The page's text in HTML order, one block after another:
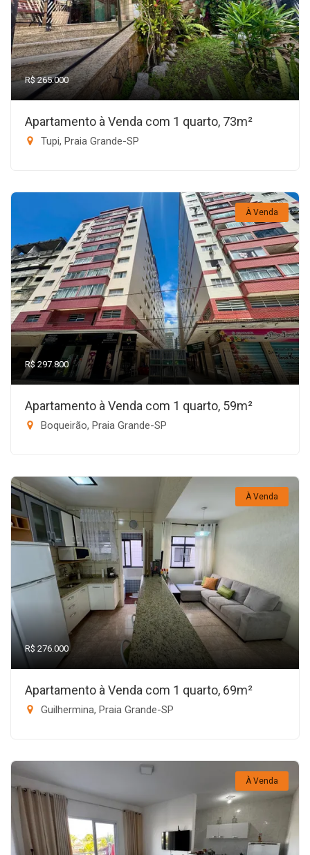
R$ 265.000
Apartamento à Venda com 1 quarto, 73m²
Tupi, Praia Grande-SP
À Venda
R$ 297.800
Apartamento à Venda com 1 quarto, 59m²
Boqueirão, Praia Grande-SP
À Venda
R$ 276.000
Apartamento à Venda com 1 quarto, 69m²
Guilhermina, Praia Grande-SP
À Venda